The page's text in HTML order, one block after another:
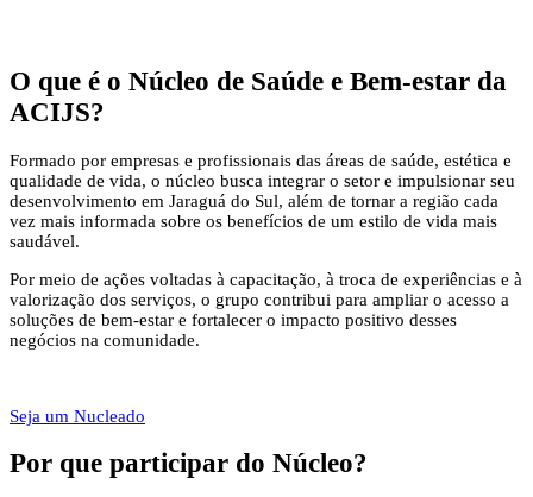
O que é o Núcleo de Saúde e Bem-estar da
ACIJS?
Formado por empresas e profissionais das áreas de saúde, estética e
qualidade de vida, o núcleo busca integrar o setor e impulsionar seu
desenvolvimento em Jaraguá do Sul, além de tornar a região cada
vez mais informada sobre os benefícios de um estilo de vida mais
saudável.
Por meio de ações voltadas à capacitação, à troca de experiências e à
valorização dos serviços, o grupo contribui para ampliar o acesso a
soluções de bem-estar e fortalecer o impacto positivo desses
negócios na comunidade.
Seja um Nucleado
Por que participar do Núcleo?